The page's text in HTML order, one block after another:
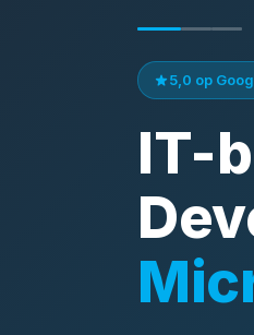
5,0 op
IT-